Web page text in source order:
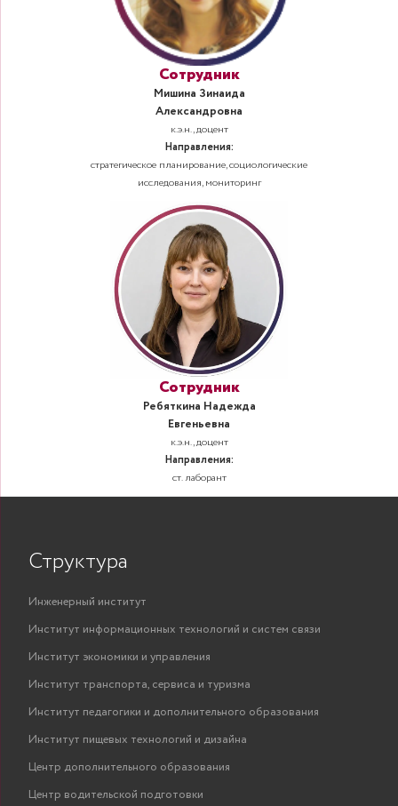
Сотрудник
Мишина Зинаида
Александровна
к.э.н., доцент
Направления:
стратегическое планирование, социологические
исследования, мониторинг
Сотрудник
Ребяткина Надежда
Евгеньевна
к.э.н., доцент
Направления:
ст. лаборант
Структура
Инженерный институт
Институт информационных технологий и систем связи
Институт экономики и управления
Институт транспорта, сервиса и туризма
Институт педагогики и дополнительного образования
Институт пищевых технологий и дизайна
Центр дополнительного образования
Центр водительской подготовки